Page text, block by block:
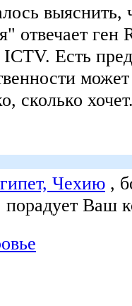
выяснить,
отвечает ген
Есть
сколько
Чехию ,
Ваш